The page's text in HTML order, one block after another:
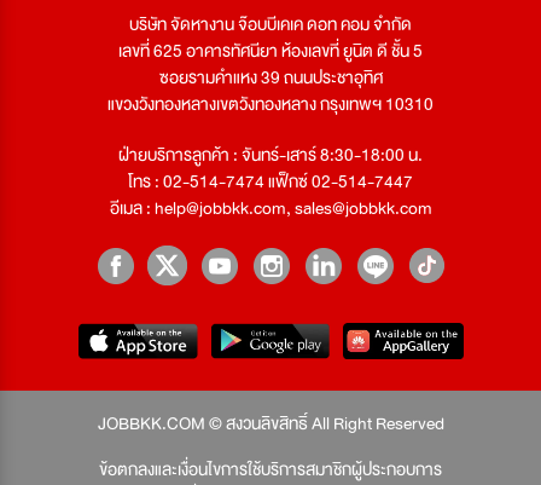
บริษัท จัดหางาน จ๊อบบีเคเค ดอท คอม จำกัด
เลขที่ 625 อาคารทัศนียา ห้องเลขที่ ยูนิต ดี ชั้น 5
ซอยรามคำแหง 39 ถนนประชาอุทิศ
แขวงวังทองหลางเขตวังทองหลาง กรุงเทพฯ 10310
ฝ่ายบริการลูกค้า : จันทร์-เสาร์ 8:30-18:00 น.
โทร : 02-514-7474 แฟ็กซ์ 02-514-7447
อีเมล :help@jobbkk.com,sales@jobbkk.com
JOBBKK.COM © สงวนลิขสิทธิ์ All Right Reserved
ข้อตกลงและเงื่อนไขการใช้บริการสมาชิกผู้ประกอบการ